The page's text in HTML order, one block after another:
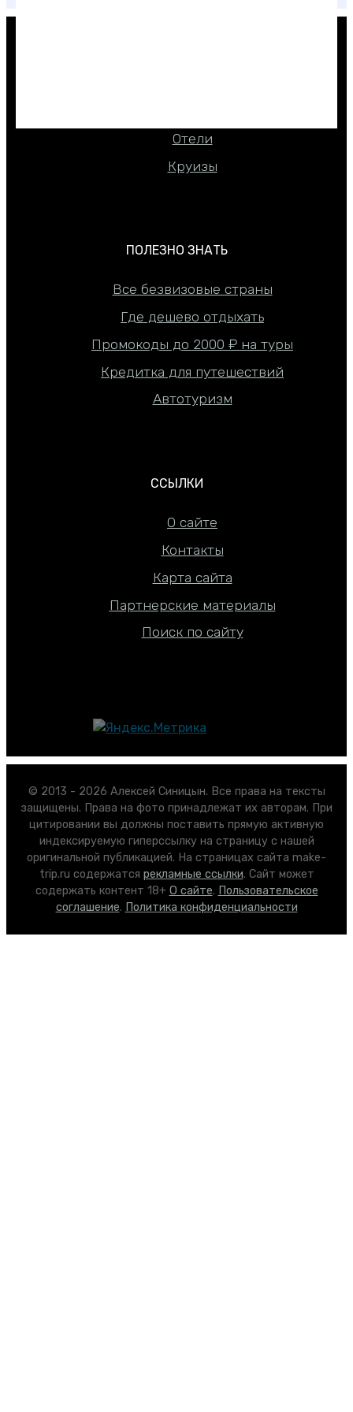
Отели
Круизы
ПОЛЕЗНО ЗНАТЬ
Все безвизовые страны
Где дешево отдыхать
Промокоды до 2000 ₽ на туры
Кредитка для путешествий
Автотуризм
ССЫЛКИ
О сайте
Контакты
Карта сайта
Партнерские материалы
Поиск по сайту
© 2013 - 2026 Алексей Синицын. Все права на тексты
защищены. Права на фото принадлежат их авторам. При
цитировании вы должны поставить прямую активную
индексируемую гиперссылку на страницу с нашей
оригинальной публикацией. На страницах сайта make-
trip.ru содержатся рекламные ссылки. Сайт может
содержать контент 18+ О сайте. Пользовательское
соглашение. Политика конфиденциальности